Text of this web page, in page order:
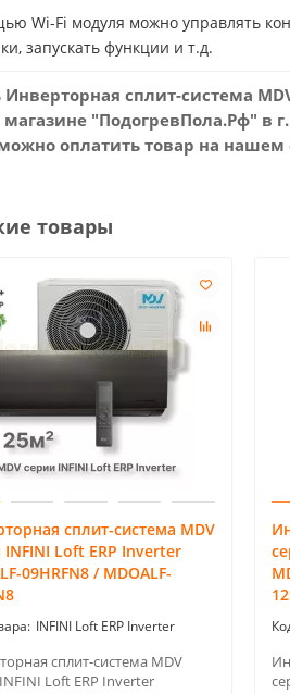
Wi-Fi модуля можно управлять
запускать функции и т.д.
Инверторная сплит-система
"ПодогревПола.Рф" в
оплатить товар на нашем
товары
сплит-система MDV
INFINI Loft ERP Inverter
09HRFN8 / MDOALF-
INFINI Loft ERP Inverter
сплит-система MDV
Loft ERP Inverter